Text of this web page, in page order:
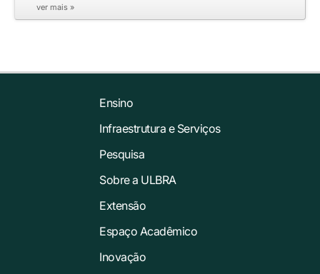
ver mais »
Ensino
Infraestrutura e Serviços
Pesquisa
Sobre a ULBRA
Extensão
Espaço Acadêmico
Inovação